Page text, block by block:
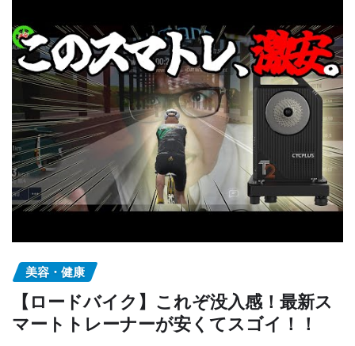
美容・健康
【ロードバイク】これぞ没入感！最新ス
マートトレーナーが安くてスゴイ！！